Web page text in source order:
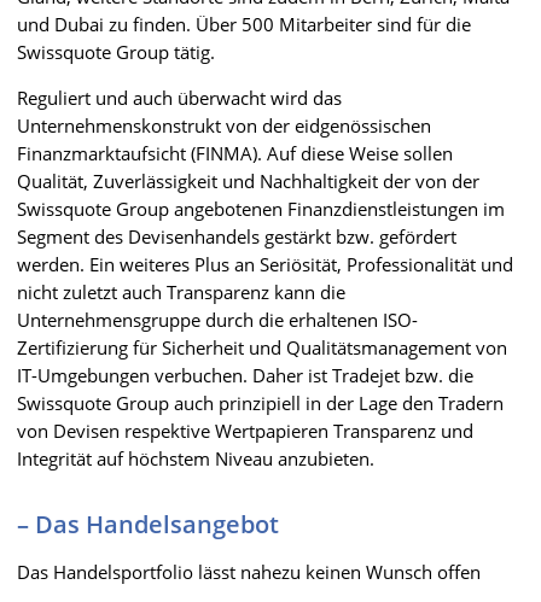
und Dubai zu finden. Über 500 Mitarbeiter sind für die
Swissquote Group tätig.
Reguliert und auch überwacht wird das
Unternehmenskonstrukt von der eidgenössischen
Finanzmarktaufsicht (FINMA). Auf diese Weise sollen
Qualität, Zuverlässigkeit und Nachhaltigkeit der von der
Swissquote Group angebotenen Finanzdienstleistungen im
Segment des Devisenhandels gestärkt bzw. gefördert
werden. Ein weiteres Plus an Seriösität, Professionalität und
nicht zuletzt auch Transparenz kann die
Unternehmensgruppe durch die erhaltenen ISO-
Zertifizierung für Sicherheit und Qualitätsmanagement von
IT-Umgebungen verbuchen. Daher ist Tradejet bzw. die
Swissquote Group auch prinzipiell in der Lage den Tradern
von Devisen respektive Wertpapieren Transparenz und
Integrität auf höchstem Niveau anzubieten.
– Das Handelsangebot
Das Handelsportfolio lässt nahezu keinen Wunsch offen